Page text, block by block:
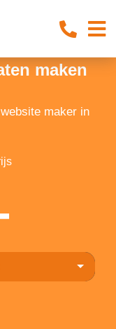
maken
maker in